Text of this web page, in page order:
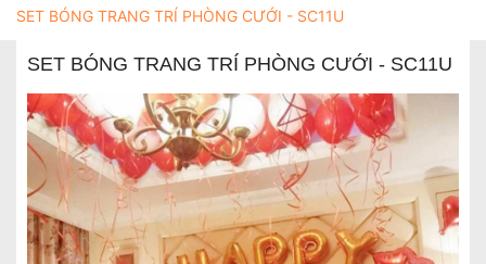
SET BÓNG TRANG TRÍ PHÒNG CƯỚI - SC11U
SET BÓNG TRANG TRÍ PHÒNG CƯỚI - SC11U